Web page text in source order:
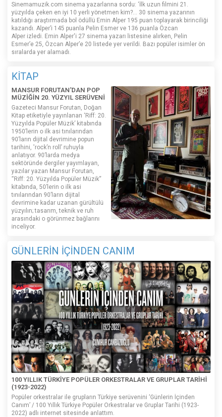
Sinemamuzik.com sinema yazarlarına sordu: ‘İlk uzun filmini 21.
yüzyılda çeken en iyi 10 yerli yönetmen kim?... 30 sinema yazarının
katıldığı araştırmada bol ödüllü Emin Alper 195 puan toplayarak birinciliği
kazandı. Alper’i 145 puanla Pelin Esmer ve 136 puanla Özcan
Alper izledi. Emin Alper'i 27 sinema yazarı listesine alırken, Pelin
Esmer’e 25, Özcan Alper’e 20 listede yer verildi. Bazı popüler isimler ön
sıralarda yer alamadı.
KİTAP
MANSUR FORUTAN'DAN POP
MÜZİĞİN 20. YÜZYIL SERÜVENİ
Gazeteci Mansur Forutan, Doğan
Kitap etiketiyle yayınlanan ‘Riff: 20.
Yüzyılda Popüler Müzik’ kitabında
1950’lerin o ilk asi tınılarından
90’ların dijital devrimine popun
tarihini, 'rock’n roll’ ruhuyla
anlatıyor. 90’larda medya
sektöründe dergiler yayımlayan,
yazılar yazan Mansur Forutan,
“Riff: 20. Yüzyılda Popüler Müzik”
kitabında, 50’lerin o ilk asi
tınılarından 90’ların dijital
devrimine kadar uzanan gürültülü
yüzyılın; tasarım, teknik ve ruh
arasındaki o görünmez bağlarını
inceliyor.
GÜNLERİN İÇİNDEN CANIM
100 YILLIK TÜRKİYE POPÜLER ORKESTRALAR VE GRUPLAR TARİHİ
(1923-2022)
Popüler orkestralar ile grupların Türkiye serüvenini ‘Günlerin İçinden
Canım’ / 100 Yıllık Türkiye Popüler Orkestralar ve Gruplar Tarihi (1923-
2022) adlı internet sitesinde anlattım.